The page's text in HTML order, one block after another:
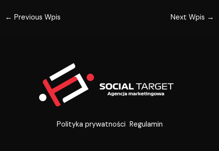
← Previous Wpis Next Wpis →
Polityka prywatności Regulamin